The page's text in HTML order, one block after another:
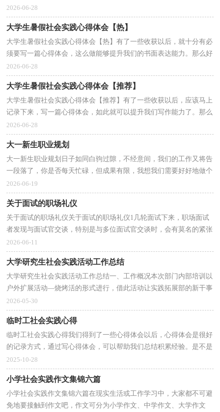
己的想法。相信许多人会觉得心得体会很难写吧，下面...
2026-06-28
大学生暑假社会实践心得体会【热】
大学生暑假社会实践心得体会【热】有了一些收获以后，就十分有必
须要写一篇心得体会，这么做能够提升我们的书面表达能力。那么好
的心得体会是什么样的呢？以下是小编整理的大学生...
2026-06-28
大学生暑假社会实践心得体会【推荐】
大学生暑假社会实践心得体会【推荐】有了一些收获以后，应该马上
记录下来，写一篇心得体会，如此就可以提升我们写作能力了。那么
心得体会该怎么写？想必这让大家都很苦恼吧，以下是小...
2026-06-28
大一新生职业规划
大一新生职业规划日子如同白驹过隙，不经意间，我们的工作又将告
一段落了，你是否每天忙碌，但成果有限，我想我们需要好好地做个
职业规划了。职业规划的开头要怎么写？想必这让大家都很...
2026-06-19
关于面试的职场礼仪
关于面试的职场礼仪关于面试的职场礼仪1几轮面试下来，职场面试
者发现与面试官交谈，特别是与多位面试官交谈时，会有莫名的紧张
感。于是坐立不安，手脚不听使唤，无法专心回答面试官...
2026-06-11
大学研究生社会实践活动工作总结
大学研究生社会实践活动工作总结一、工作概况本次部门内部培训以
户外扩展活动—烧烤活的形式进行，借此活动让实践拓展部的新干事
更进一步的认识及了解，增加部门凝聚力，为部门往...
2026-05-30
临时工社会实践心得
临时工社会实践心得我们得到了一些心得体会以后，心得体会是很好
的记录方式，通过写心得体会，可以帮助我们总结积累经验。是不是
无从下笔、没有头绪？下面是小编整理的临时工社会实...
2025-10-28
小学社会实践作文集锦六篇
小学社会实践作文集锦六篇在现实生活或工作学习中，大家都不可避
免地要接触到作文吧，作文可分为小学作文、中学作文、大学作文